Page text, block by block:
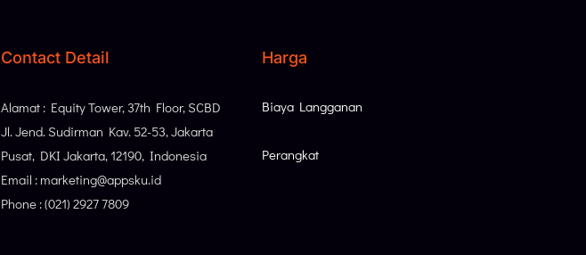
Contact Detail
Alamat : Equity Tower, 37th Floor, SCBD
Jl. Jend. Sudirman Kav. 52-53, Jakarta
Pusat, DKI Jakarta, 12190, Indonesia
Email : marketing@appsku.id
Phone : (021) 2927 7809
Harga
Biaya Langganan
Perangkat